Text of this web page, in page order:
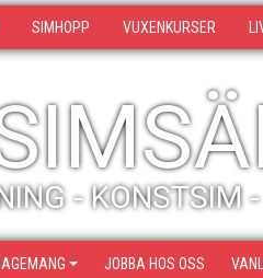
SIMHOPP VUXENKURSER
- KONSTSIM
JOBBA HOS OSS